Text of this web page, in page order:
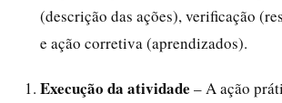
(descrição das ações), verificação
e ação corretiva (aprendizados).
Execução da atividade – A ação